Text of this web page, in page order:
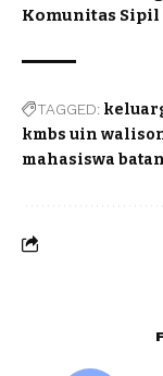
Komunitas Sipil
TAGGED:
kmbs uin
mahasiswa